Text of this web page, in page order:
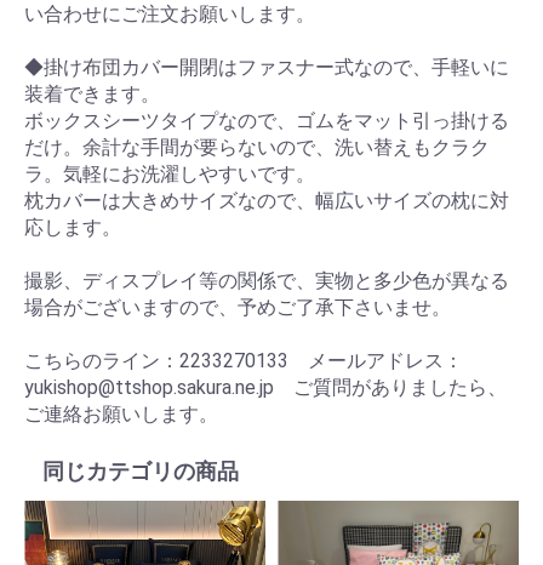
い合わせにご注文お願いします。
◆掛け布団カバー開閉はファスナー式なので、手軽いに
装着できます。
ボックスシーツタイプなので、ゴムをマット引っ掛ける
だけ。余計な手間が要らないので、洗い替えもクラク
ラ。気軽にお洗濯しやすいです。
枕カバーは大きめサイズなので、幅広いサイズの枕に対
応します。
撮影、ディスプレイ等の関係で、実物と多少色が異なる
場合がございますので、予めご了承下さいませ。
こちらのライン：2233270133 メールアドレス：
yukishop@ttshop.sakura.ne.jp ご質問がありましたら、
ご連絡お願いします。
同じカテゴリの商品